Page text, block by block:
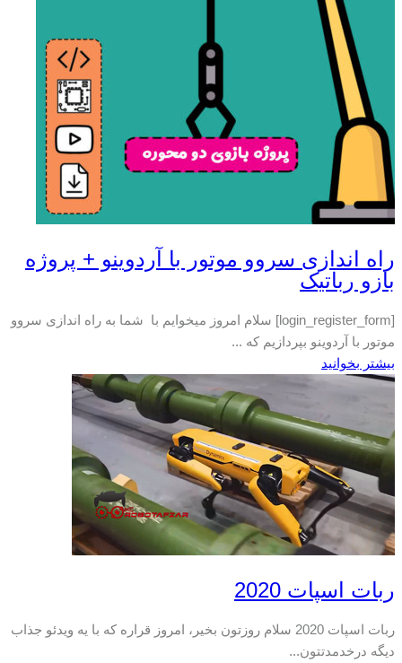
راه اندازی سروو موتور با آردوینو + پروژه
بازو رباتیک
[login_register_form] سلام امروز میخوایم با شما به راه اندازی سروو
موتور با آردوینو بپردازیم که ...
بیشتر بخوانید
ربات اسپات 2020
ربات اسپات 2020 سلام روزتون بخیر، امروز قراره که با یه ویدئو جذاب
دیگه درخدمدتتون...